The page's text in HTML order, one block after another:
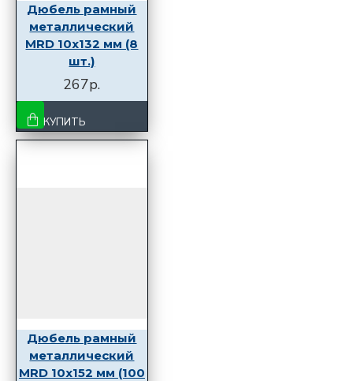
Дюбель рамный
металлический
MRD 10x132 мм (8
шт.)
267р.
КУПИТЬ
Дюбель рамный
металлический
MRD 10x152 мм (100